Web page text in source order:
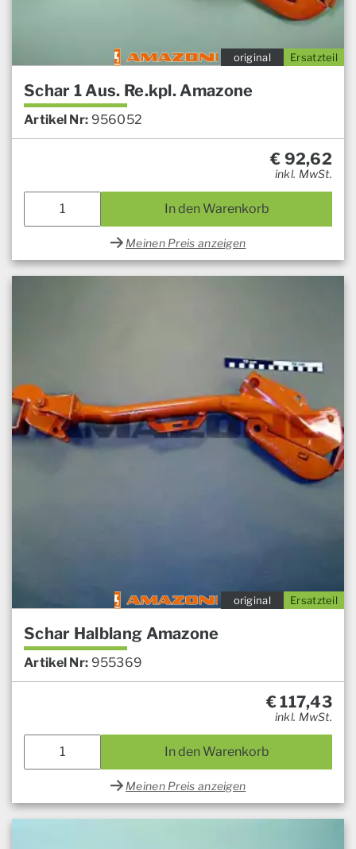
Ersatzteil
original
Schar 1 Aus. Re.kpl. Amazone
Artikel Nr: 956052
€ 92,62
inkl. MwSt.
In den Warenkorb
Meinen Preis anzeigen
Ersatzteil
original
Schar Halblang Amazone
Artikel Nr: 955369
€117,43
inkl. MwSt.
In den Warenkorb
Meinen Preis anzeigen